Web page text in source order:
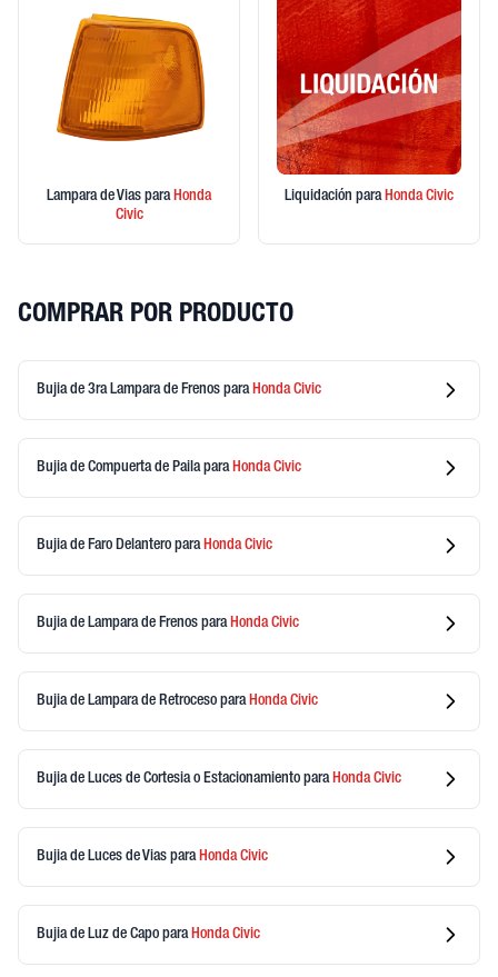
Lampara de Vias paraHonda
Civic
Liquidación paraHondaCivic
COMPRAR POR PRODUCTO
Bujia de 3ra Lampara de Frenos para HondaCivic
Bujia de Compuerta de Pailapara HondaCivic
Bujia de Faro Delantero para HondaCivic
Bujia de Lampara de Frenos para HondaCivic
Bujia de Lampara de Retroceso para HondaCivic
Bujia de Luces de Cortesia o Estacionamiento para HondaCivic
Bujia de Luces de Vias para HondaCivic
Bujia de Luz de Capo para HondaCivic